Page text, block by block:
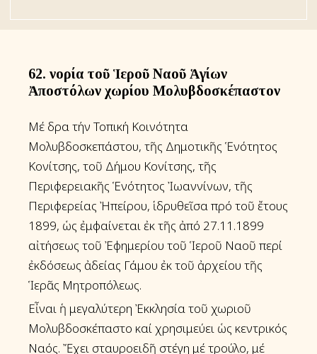
62. Ἐνορία τοῦ Ἱεροῦ Ναοῦ Ἁγίων
Ἀποστόλων χωρίου Μολυβδοσκέπαστον
Μέ ἕδρα τήν Τοπική Κοινότητα
Μολυβδοσκεπάστου, τῆς Δημοτικῆς Ἑνότητος
Κονίτσης, τοῦ Δήμου Κονίτσης, τῆς
Περιφερειακῆς Ἑνότητος Ἰωαννίνων, τῆς
Περιφερείας Ἠπείρου, ἱδρυθεῖσα πρό τοῦ ἔτους
1899, ὡς ἐμφαίνεται ἐκ τῆς ἀπό 27.11.1899
αἰτήσεως τοῦ Ἐφημερίου τοῦ Ἱεροῦ Ναοῦ περί
ἐκδόσεως ἀδείας Γάμου ἐκ τοῦ ἀρχείου τῆς
Ἱερᾶς Μητροπόλεως.
Εἶναι ἡ μεγαλύτερη Ἐκκλησία τοῦ χωριοῦ
Μολυβδοσκέπαστο καί χρησιμεύει ὡς κεντρικός
Ναός. Ἔχει σταυροειδῆ στέγη μέ τρούλο, μέ